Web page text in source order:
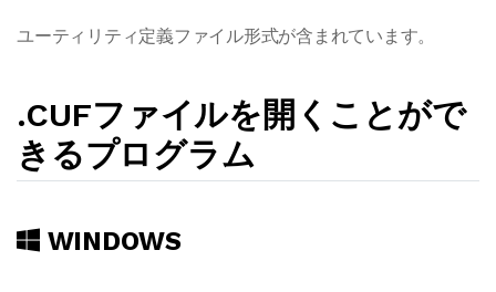
ユーティリティ定義ファイル形式が含まれています。
.CUFファイルを開くことがで
きるプログラム
WINDOWS